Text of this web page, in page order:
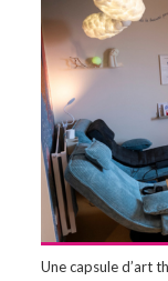
Une capsule d’art